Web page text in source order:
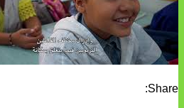
Share: